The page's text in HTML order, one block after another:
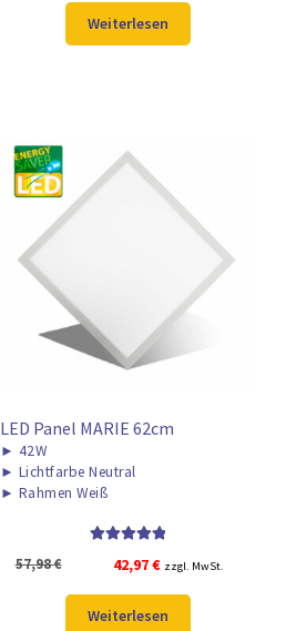
war:
93,98 €
ist:
69,97 €.
Weiterlesen
LED Panel MARIE 62cm
► 42W
► Lichtfarbe Neutral
► Rahmen Weiß
5.00von 5
57,98€
Ursprünglicher
war:
42,97€Aktueller
ist:
zzgl. MwSt.
Weiterlesen